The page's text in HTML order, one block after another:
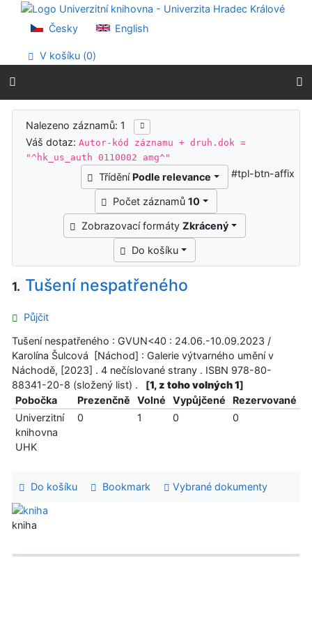
Přejít na obsah
Přejít na menu
Prohlášení o webové přístupnosti
Česky English
V košíku (0)
Výsledky vyhledávání
Nalezeno záznamů: 1
Váš dotaz:Autor-kód záznamu + druh.dok =
"^hk_us_auth 0110002 amg^"
Třídění Podle relevance
Počet záznamů 10
Zobrazovací formáty Zkrácený
Do košíku
#tpl-btn-affix
1. Tušení nespatřeného
Půjčit
Tušení nespatřeného : GVUN<40 : 24.06.-10.09.2023 /
Karolína Šulcová [Náchod] : Galerie výtvarného umění v
Náchodě, [2023] . 4 nečíslované strany . ISBN 978-80-
88341-20-8 (složený list) .
[1, z toho volných 1]
Pobočka
Prezenčně Volné Vypůjčené
Rezervované
Univerzitní
knihovna
UHK
0 1 0 0
Do košíku Bookmark Vybrané dokumenty
kniha